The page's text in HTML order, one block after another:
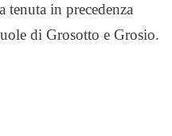
tenuta in precedenza
di Grosotto e Grosio.